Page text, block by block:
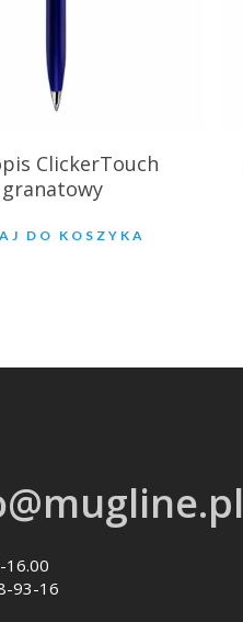
ClickerTouch
granatowy
DO KOSZYKA
16.00
93-16